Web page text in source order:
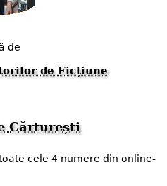
de
de Ficțiune
Cărturești
cele 4 numere din online-